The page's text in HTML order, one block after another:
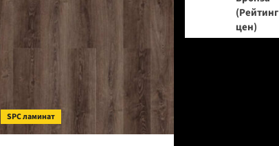
DJ
(Рейтинг
цен)
SPC ламинат
(Рейтинг
цен)